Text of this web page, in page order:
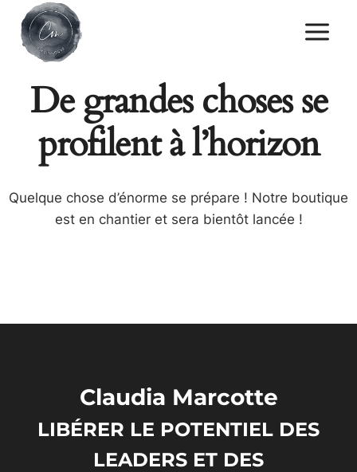
content
De grandes choses se
profilent à l’horizon
Quelque chose d’énorme se prépare ! Notre boutique
est en chantier et sera bientôt lancée !
Claudia Marcotte
LIBÉRER LE POTENTIEL DES
LEADERS ET DES